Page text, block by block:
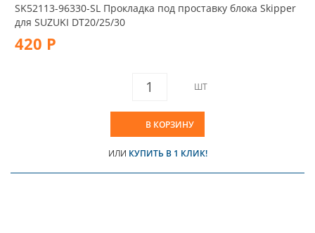
SK52113-96330-SL Прокладка под проставку блока Skipper
для SUZUKI DT20/25/30
420 Р
ШТ
В КОРЗИНУ
ИЛИ КУПИТЬ В 1 КЛИК!